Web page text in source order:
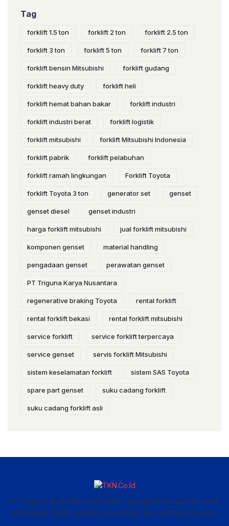
Tag
forklift 1.5 ton forklift 2 ton forklift 2.5 ton
forklift 3 ton forklift 5 ton forklift 7 ton
forklift bensin Mitsubishi forklift gudang
forklift heavy duty forklift heli
forklift hemat bahan bakar forklift industri
forklift industri berat forklift logistik
forklift mitsubishi forklift Mitsubishi Indonesia
forklift pabrik forklift pelabuhan
forklift ramah lingkungan Forklift Toyota
forklift Toyota 3 ton generator set genset
genset diesel genset industri
harga forklift mitsubishi jual forklift mitsubishi
komponen genset material handling
pengadaan genset perawatan genset
PT Triguna Karya Nusantara
regenerative braking Toyota rental forklift
rental forklift bekasi rental forklift mitsubishi
service forklift service forklift terpercaya
service genset servis forklift Mitsubishi
sistem keselamatan forklift sistem SAS Toyota
spare part genset suku cadang forklift
suku cadang forklift asli
PT. Triguna Karya Nusantara hadir sebagai solusi terbaik untuk
kebutuhan forklift, genset, kompresor, dan alat berat lainnya.